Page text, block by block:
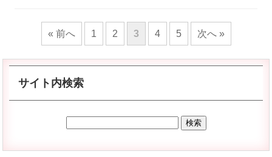
« 前へ 1 2 3 4 5 次へ »
サイト内検索